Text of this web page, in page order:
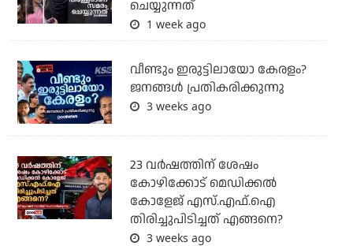
ചെയ്യുന്നത്
1 week ago
വീണ്ടും ഇരുട്ടിലായോ കേരളം?
ജനങ്ങൾ പ്രതികരിക്കുന്നു
3 weeks ago
23 വർഷത്തിന് ശേഷം
കോഴിക്കോട് മെഡിക്കൽ
കോളേജ് എസ്.എഫ്.ഐ
തിരിച്ചുപിടിച്ചത് എങ്ങനെ?
3 weeks ago